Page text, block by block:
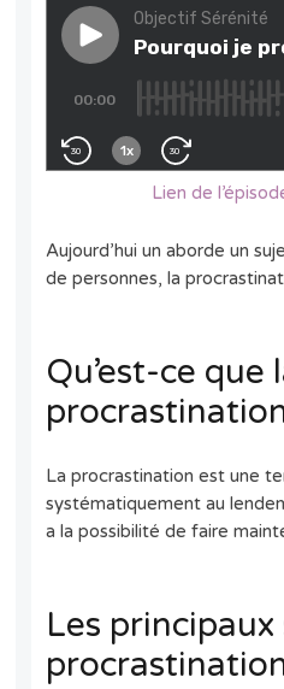
Lien de
Aujourd’hui un aborde un
de personnes, la
Qu’est-ce que
La procrastination est une
systématiquement au
a la possibilité de faire
Les principaux